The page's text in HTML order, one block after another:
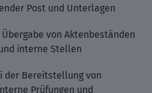
Post und Unterlagen
von Aktenbeständen
interne Stellen
der Bereitstellung von
Prüfungen und